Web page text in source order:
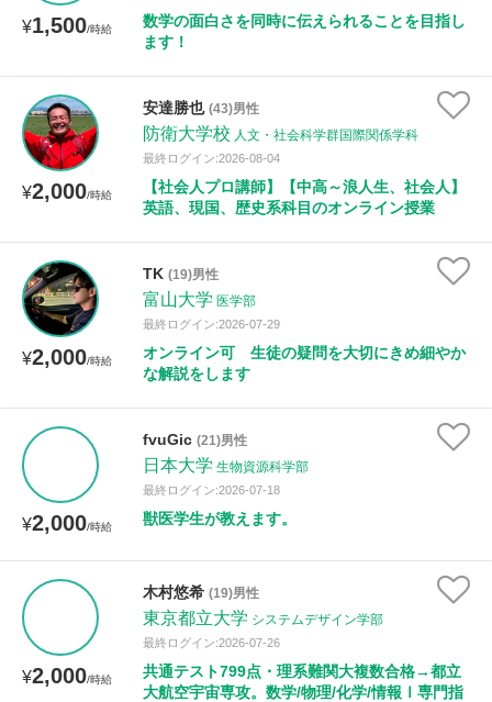
¥1,500/時給
数学の面白さを同時に伝えられることを目指し
ます！
¥2,000/時給
安達勝也 (43)男性
防衛大学校 人文・社会科学群国際関係学科
最終ログイン:2026-08-04
【社会人プロ講師】【中高～浪人生、社会人】
英語、現国、歴史系科目のオンライン授業
¥2,000/時給
TK (19)男性
富山大学 医学部
最終ログイン:2026-07-29
オンライン可 生徒の疑問を大切にきめ細やか
な解説をします
¥2,000/時給
fvuGic (21)男性
日本大学 生物資源科学部
最終ログイン:2026-07-18
獣医学生が教えます。
¥2,000/時給
木村悠希 (19)男性
東京都立大学 システムデザイン学部
最終ログイン:2026-07-26
共通テスト799点・理系難関大複数合格→都立
大航空宇宙専攻。数学/物理/化学/情報Ⅰ専門指